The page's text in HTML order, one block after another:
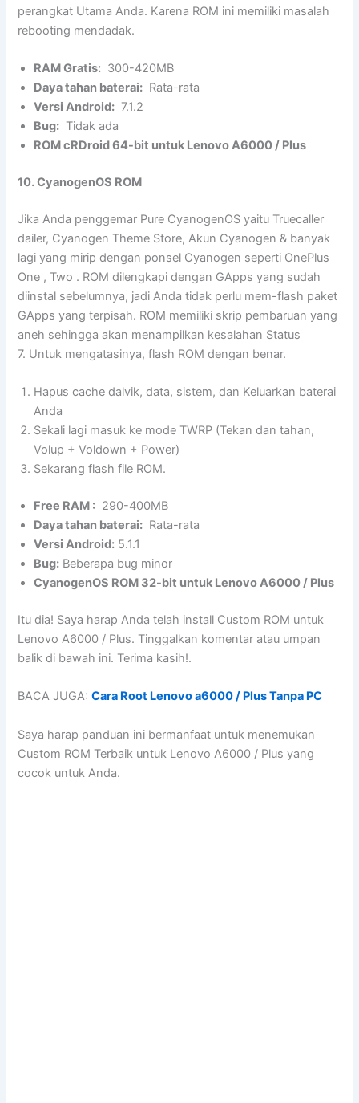
perangkat Utama Anda. Karena ROM ini memiliki masalah
rebooting mendadak.
RAM Gratis: 300-420MB
Daya tahan baterai: Rata-rata
Versi Android: 7.1.2
Bug: Tidak ada
ROM cRDroid 64-bit untuk Lenovo A6000 / Plus
10. CyanogenOS ROM
Jika Anda penggemar Pure CyanogenOS yaitu Truecaller
dailer, Cyanogen Theme Store, Akun Cyanogen & banyak
lagi yang mirip dengan ponsel Cyanogen seperti OnePlus
One , Two . ROM dilengkapi dengan GApps yang sudah
diinstal sebelumnya, jadi Anda tidak perlu mem-flash paket
GApps yang terpisah. ROM memiliki skrip pembaruan yang
aneh sehingga akan menampilkan kesalahan Status
7. Untuk mengatasinya, flash ROM dengan benar.
Hapus cache dalvik, data, sistem, dan Keluarkan baterai
Anda
Sekali lagi masuk ke mode TWRP (Tekan dan tahan,
Volup + Voldown + Power)
Sekarang flash file ROM.
Free RAM : 290-400MB
Daya tahan baterai: Rata-rata
Versi Android: 5.1.1
Bug: Beberapa bug minor
CyanogenOS ROM 32-bit untuk Lenovo A6000 / Plus
Itu dia! Saya harap Anda telah install Custom ROM untuk
Lenovo A6000 / Plus. Tinggalkan komentar atau umpan
balik di bawah ini. Terima kasih!.
BACA JUGA:Cara Root Lenovo a6000 / Plus Tanpa PC
Saya harap panduan ini bermanfaat untuk menemukan
Custom ROM Terbaik untuk Lenovo A6000 / Plus yang
cocok untuk Anda.